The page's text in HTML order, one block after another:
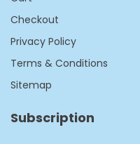
Checkout
Privacy Policy
Terms & Conditions
Sitemap
Subscription